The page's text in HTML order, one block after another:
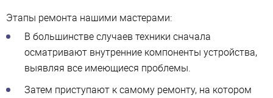
Этапы ремонта нашими мастерами:
В большинстве случаев техники сначала
осматривают внутренние компоненты устройства,
выявляя все имеющиеся проблемы.
Затем приступают к самому ремонту, на котором